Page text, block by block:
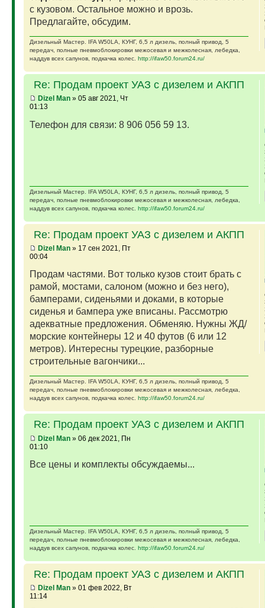
с кузовом. Остальное можно и врозь.
Предлагайте, обсудим.
Дизельный Мастер. IFA W50LA, КУНГ, 6,5 л дизель, полный привод, 5
передач, полные пневмоблокировки межосевая и межколесная, лебедка,
наддув всех сапунов, подкачка колес. http://ifaw50.forum24.ru/
Re: Продам проект УАЗ с дизелем и АКПП
Dizel Man» 05 авг 2021, Чт
01:13
Телефон для связи: 8 906 056 59 13.
Дизельный Мастер. IFA W50LA, КУНГ, 6,5 л дизель, полный привод, 5
передач, полные пневмоблокировки межосевая и межколесная, лебедка,
наддув всех сапунов, подкачка колес. http://ifaw50.forum24.ru/
Re: Продам проект УАЗ с дизелем и АКПП
Dizel Man» 17 сен 2021, Пт
00:04
Продам частями. Вот только кузов стоит брать с
рамой, мостами, салоном (можно и без него),
бамперами, сиденьями и доками, в которые
сиденья и бампера уже вписаны. Рассмотрю
адекватные предложения. Обменяю. Нужны ЖД/
морские контейнеры 12 и 40 футов (6 или 12
метров). Интересны турецкие, разборные
строительные вагончики...
Дизельный Мастер. IFA W50LA, КУНГ, 6,5 л дизель, полный привод, 5
передач, полные пневмоблокировки межосевая и межколесная, лебедка,
наддув всех сапунов, подкачка колес. http://ifaw50.forum24.ru/
Re: Продам проект УАЗ с дизелем и АКПП
Dizel Man» 06 дек 2021, Пн
01:10
Все цены и комплекты обсуждаемы...
Дизельный Мастер. IFA W50LA, КУНГ, 6,5 л дизель, полный привод, 5
передач, полные пневмоблокировки межосевая и межколесная, лебедка,
наддув всех сапунов, подкачка колес. http://ifaw50.forum24.ru/
Re: Продам проект УАЗ с дизелем и АКПП
Dizel Man» 01 фев 2022, Вт
11:14